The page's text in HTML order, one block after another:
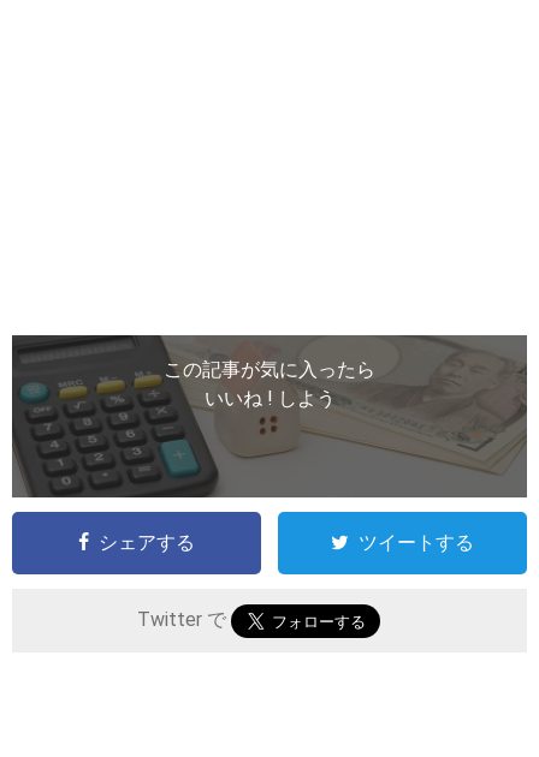
この記事が気に入ったら
いいね ! しよう
シェアする ツイートする
Twitter で